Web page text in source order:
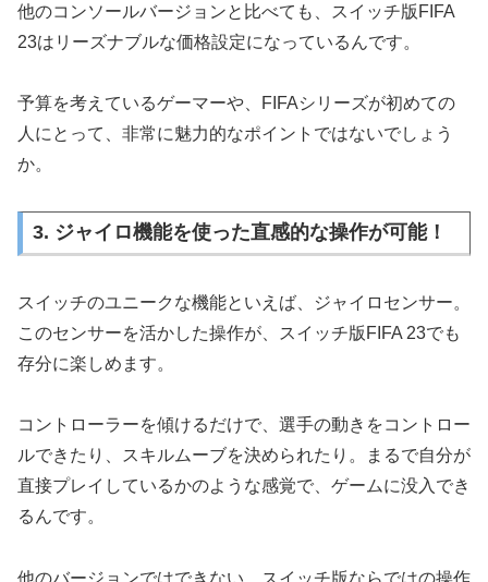
他のコンソールバージョンと比べても、スイッチ版FIFA
23はリーズナブルな価格設定になっているんです。
予算を考えているゲーマーや、FIFAシリーズが初めての
人にとって、非常に魅力的なポイントではないでしょう
か。
3. ジャイロ機能を使った直感的な操作が可能！
スイッチのユニークな機能といえば、ジャイロセンサー。
このセンサーを活かした操作が、スイッチ版FIFA 23でも
存分に楽しめます。
コントローラーを傾けるだけで、選手の動きをコントロー
ルできたり、スキルムーブを決められたり。まるで自分が
直接プレイしているかのような感覚で、ゲームに没入でき
るんです。